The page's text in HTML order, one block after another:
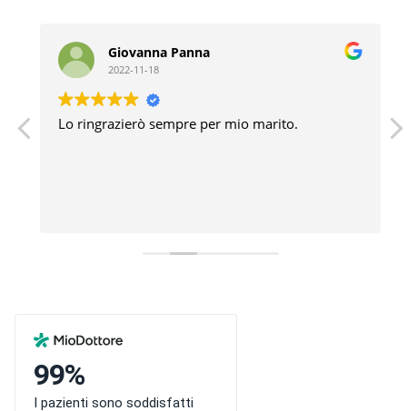
Giovanna Panna
2022-11-18
Lo ringrazierò sempre per mio marito.